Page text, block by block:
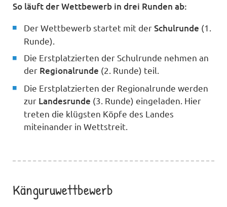
So läuft der Wettbewerb in drei Runden ab:
Der Wettbewerb startet mit derSchulrunde (1.
Runde).
Die Erstplatzierten der Schulrunde nehmen an
der Regionalrunde (2. Runde) teil.
Die Erstplatzierten der Regionalrunde werden
zur Landesrunde (3. Runde) eingeladen. Hier
treten die klügsten Köpfe des Landes
miteinander in Wettstreit.
Känguruwettbewerb